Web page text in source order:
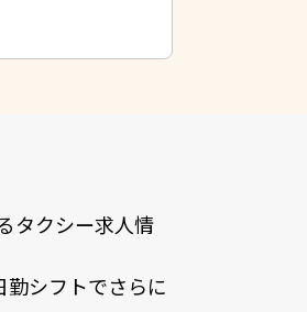
タクシー求⼈情
シフトでさらに